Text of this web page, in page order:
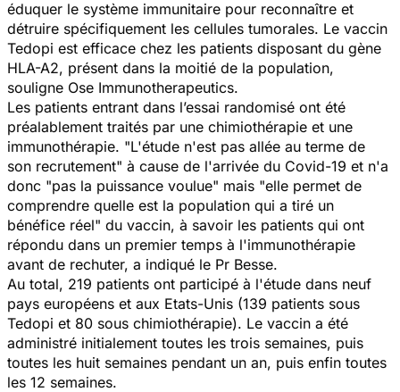
éduquer le système immunitaire pour reconnaître et
détruire spécifiquement les cellules tumorales. Le vaccin
Tedopi est efficace chez les patients disposant du gène
HLA-A2, présent dans la moitié de la population,
souligne Ose Immunotherapeutics.
Les patients entrant dans l’essai randomisé ont été
préalablement traités par une chimiothérapie et une
immunothérapie. "L'étude n'est pas allée au terme de
son recrutement" à cause de l'arrivée du Covid-19 et n'a
donc "pas la puissance voulue" mais "elle permet de
comprendre quelle est la population qui a tiré un
bénéfice réel" du vaccin, à savoir les patients qui ont
répondu dans un premier temps à l'immunothérapie
avant de rechuter, a indiqué le Pr Besse.
Au total, 219 patients ont participé à l'étude dans neuf
pays européens et aux Etats-Unis (139 patients sous
Tedopi et 80 sous chimiothérapie). Le vaccin a été
administré initialement toutes les trois semaines, puis
toutes les huit semaines pendant un an, puis enfin toutes
les 12 semaines.